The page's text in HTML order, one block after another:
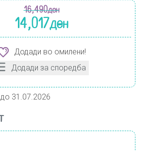
16,490ден
14,017ден
Додади во омилени!
Додади за споредба
31.07.2026